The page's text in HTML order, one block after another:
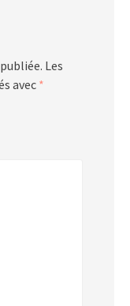
Les
avec *